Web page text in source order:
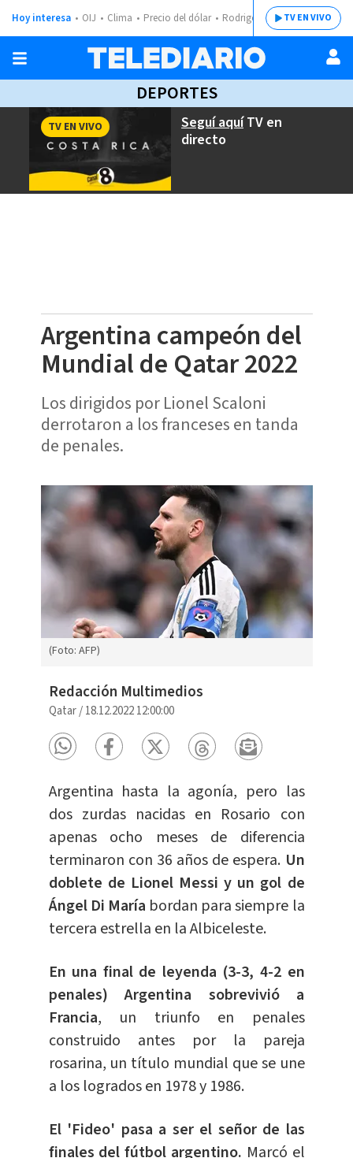
Hoy interesa OIJ Clima Precio del dólar Rodrigo ChavesTV EN VIVO
DEPORTES
Seguí aquíTV en
directo
TV EN VIVO
Argentina campeón del
Mundial de Qatar 2022
Los dirigidos por Lionel Scaloni
derrotaron a los franceses en tanda
de penales.
(Foto: AFP)
Redacción Multimedios
Qatar/18.12.2022 12:00:00
Argentina hasta la agonía, pero las
dos zurdas nacidas en Rosario con
apenas ocho meses de diferencia
terminaron con 36 años de espera. Un
doblete de Lionel Messi y un gol de
Ángel Di María bordan para siempre la
tercera estrella en la Albiceleste.
En una final de leyenda (3-3, 4-2 en
penales) Argentina sobrevivió a
Francia, un triunfo en penales
construido antes por la pareja
rosarina, un título mundial que se une
a los logrados en 1978 y 1986.
El 'Fideo' pasa a ser el señor de las
finales del fútbol argentino. Marcó el